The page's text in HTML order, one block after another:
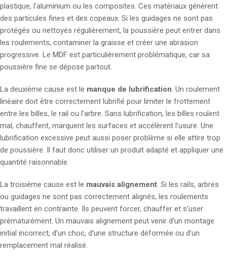
plastique, l’aluminium ou les composites. Ces matériaux génèrent
des particules fines et des copeaux. Si les guidages ne sont pas
protégés ou nettoyés régulièrement, la poussière peut entrer dans
les roulements, contaminer la graisse et créer une abrasion
progressive. Le MDF est particulièrement problématique, car sa
poussière fine se dépose partout.
La deuxième cause est le manque de lubrification. Un roulement
linéaire doit être correctement lubrifié pour limiter le frottement
entre les billes, le rail ou l’arbre. Sans lubrification, les billes roulent
mal, chauffent, marquent les surfaces et accélèrent l’usure. Une
lubrification excessive peut aussi poser problème si elle attire trop
de poussière. Il faut donc utiliser un produit adapté et appliquer une
quantité raisonnable.
La troisième cause est le mauvais alignement. Si les rails, arbres
ou guidages ne sont pas correctement alignés, les roulements
travaillent en contrainte. Ils peuvent forcer, chauffer et s’user
prématurément. Un mauvais alignement peut venir d’un montage
initial incorrect, d’un choc, d’une structure déformée ou d’un
remplacement mal réalisé.